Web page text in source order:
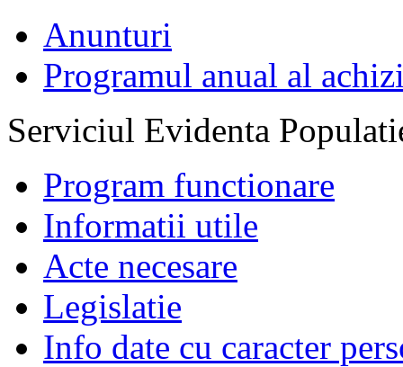
Anunturi
Programul anual al
Serviciul Evidenta
Program functionare
Informatii utile
Acte necesare
Legislatie
Info date cu caracter